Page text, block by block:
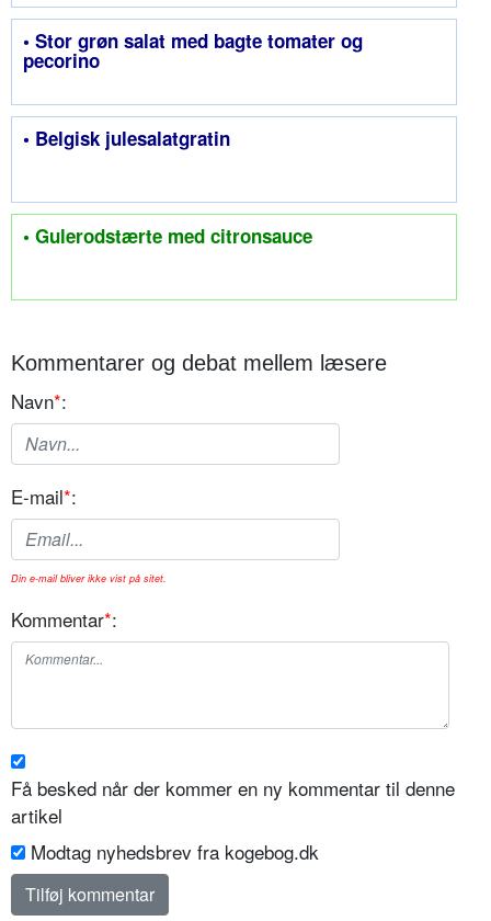
• Stor grøn salat med bagte tomater og
pecorino
• Belgisk julesalatgratin
• Gulerodstærte med citronsauce
Kommentarer og debat mellem læsere
Navn*:
E-mail*:
Din e-mail bliver ikke vist på sitet.
Kommentar*:
Få besked når der kommer en ny kommentar til denne
artikel
Modtag nyhedsbrev fra kogebog.dk